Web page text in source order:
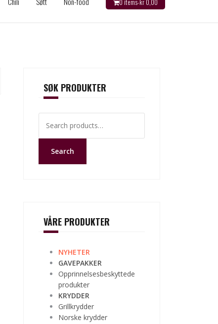
0 items-kr0,00
SØK PRODUKTER
for:
Search
VÅRE PRODUKTER
NYHETER
GAVEPAKKER
Opprinnelsesbeskyttede
produkter
KRYDDER
Grillkrydder
Norske krydder